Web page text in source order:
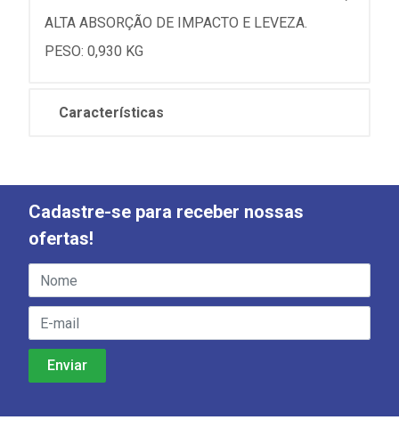
ALTA ABSORÇÃO DE IMPACTO E LEVEZA.
PESO: 0,930 KG
Características
Cadastre-se para receber nossas
ofertas!